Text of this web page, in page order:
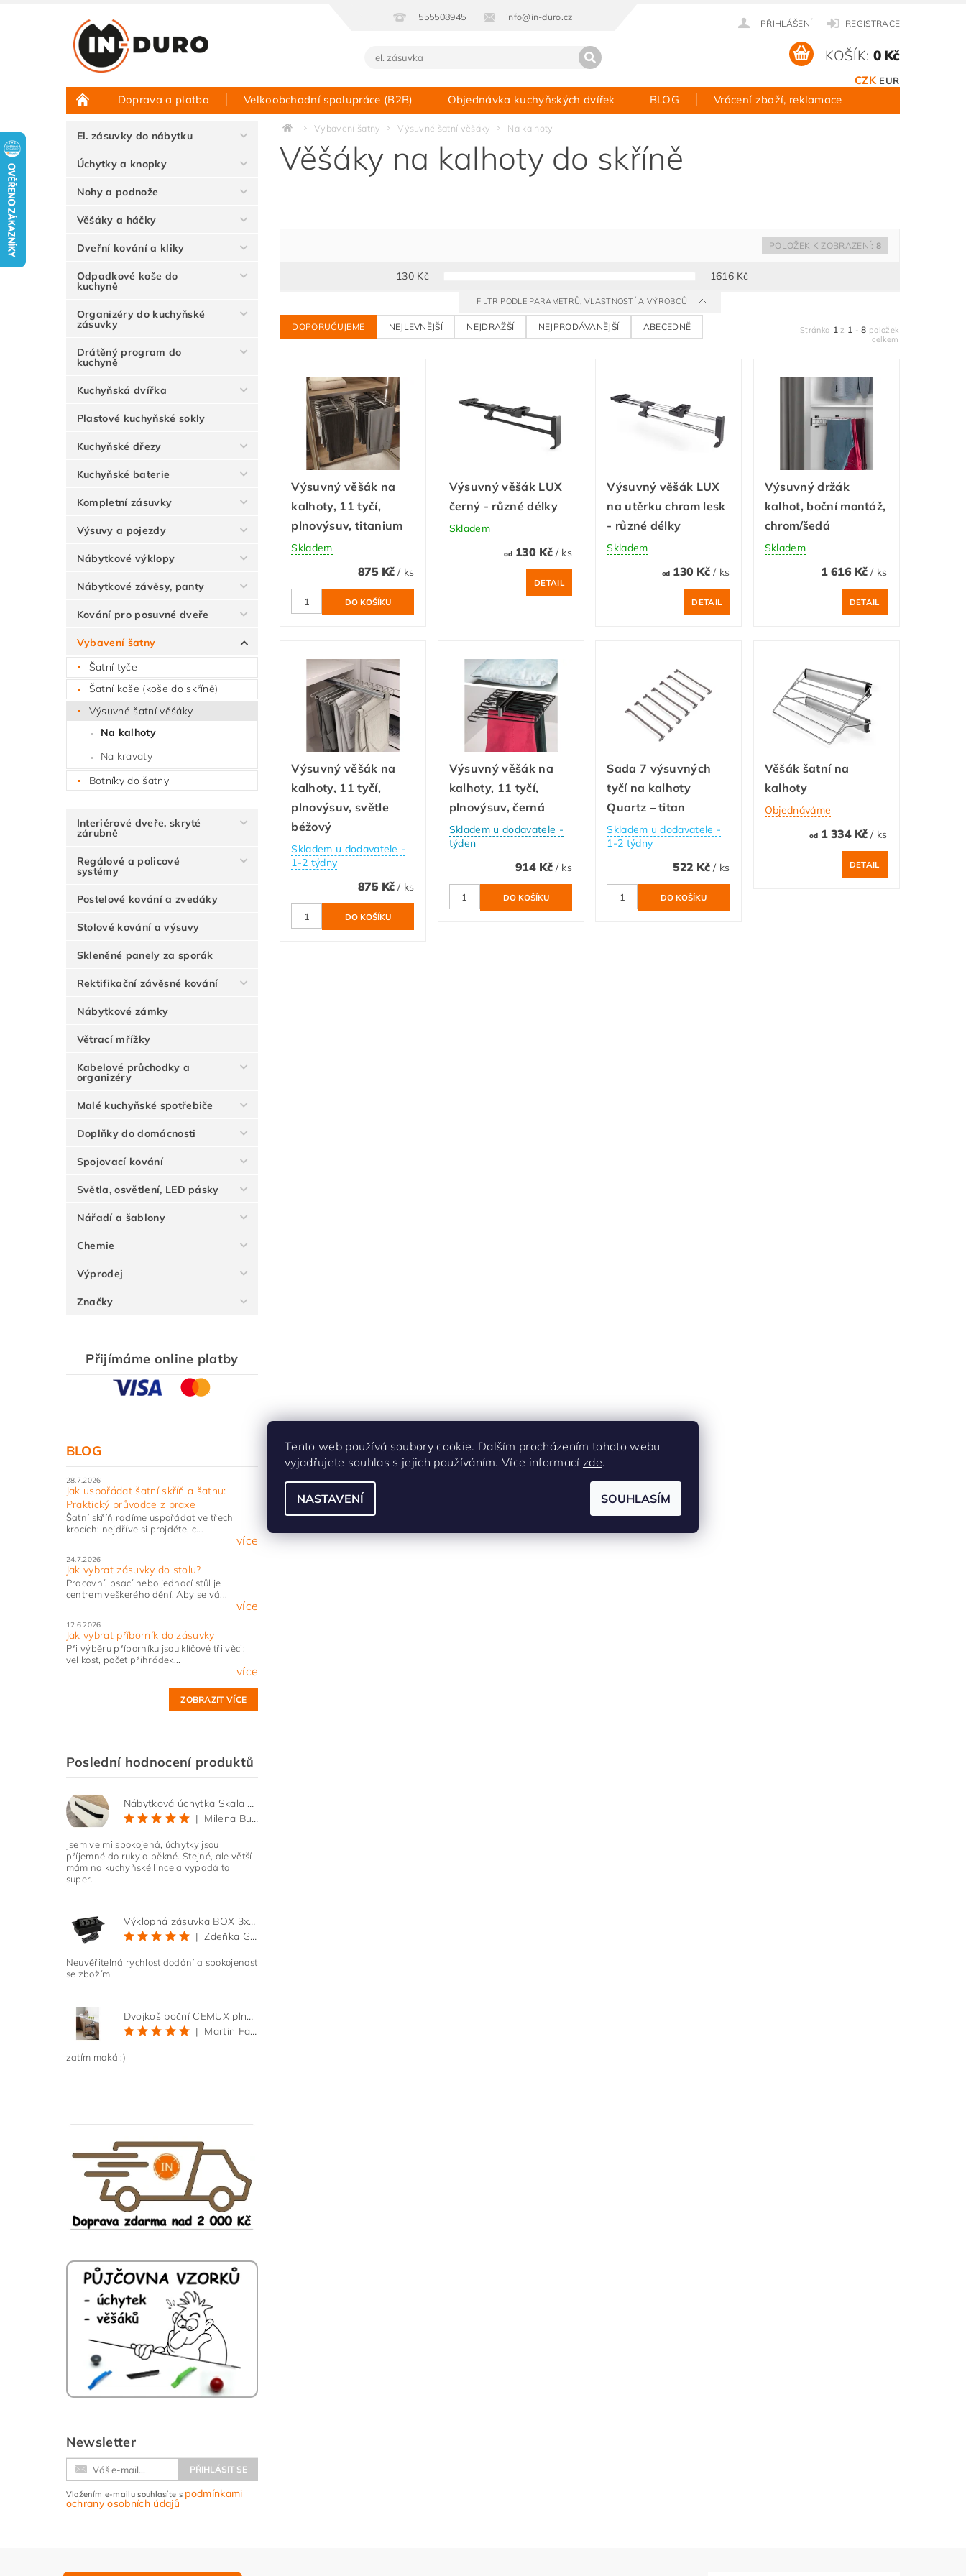
555508945 info@in-duro.cz
PŘIHLÁŠENÍ REGISTRACE
CZK EUR
KOŠÍK: 0 Kč
Doprava a platba Velkoobchodní spolupráce (B2B) Objednávka kuchyňských dvířek BLOG Vrácení zboží, reklamace
Půjčovna vzorků Hodnocení obchodu Kontakt
El. zásuvky do nábytku
Úchytky a knopky
Nohy a podnože
Věšáky a háčky
Dveřní kování a kliky
Odpadkové koše do
kuchyně
Organizéry do kuchyňské
zásuvky
Drátěný program do
kuchyně
Kuchyňská dvířka
Plastové kuchyňské sokly
Kuchyňské dřezy
Kuchyňské baterie
Kompletní zásuvky
Výsuvy a pojezdy
Nábytkové výklopy
Nábytkové závěsy, panty
Kování pro posuvné dveře
Vybavení šatny
Šatní tyče
Šatní koše (koše do skříně)
Výsuvné šatní věšáky
Na kalhoty
Na kravaty
Botníky do šatny
Interiérové dveře, skryté
zárubně
Regálové a policové
systémy
Postelové kování a zvedáky
Stolové kování a výsuvy
Skleněné panely za sporák
Rektifikační závěsné kování
Nábytkové zámky
Větrací mřížky
Kabelové průchodky a
organizéry
Malé kuchyňské spotřebiče
Doplňky do domácnosti
Spojovací kování
Světla, osvětlení, LED pásky
Nářadí a šablony
Chemie
Výprodej
Značky
Přijímáme online platby
BLOG
28.7.2026
Jak uspořádat šatní skříň a šatnu:
Praktický průvodce z praxe
Šatní skříň radíme uspořádat ve třech
krocích: nejdříve si projděte, c...
více
24.7.2026
Jak vybrat zásuvky do stolu?
Pracovní, psací nebo jednací stůl je
centrem veškerého dění. Aby se vá...
více
12.6.2026
Jak vybrat příborník do zásuvky
Při výběru příborníku jsou klíčové tři věci:
velikost, počet přihrádek...
více
ZOBRAZIT VÍCE
Poslední hodnocení produktů
Nábytková úchytka Skala černá matná
|
Milena Bučková
Jsem velmi spokojená, úchytky jsou
příjemné do ruky a pěkné. Stejné, ale větší
mám na kuchyňské lince a vypadá to
super.
Výklopná zásuvka BOX 3x 230V s 3m kabelem - černá
|
Zdeňka Gold
Neuvěřitelná rychlost dodání a spokojenost
se zbožím
Dvojkoš boční CEMUX plné dno 3D, s tlumením antracit 200 mm
|
Martin Faltus
zatím maká :)
Newsletter
Vložením e-mailu souhlasíte s podmínkami
ochrany osobních údajů
Vybavení šatny Výsuvné šatní věšáky Na kalhoty
Věšáky na kalhoty do skříně
130 Kč 1616Kč
POLOŽEK K ZOBRAZENÍ: 8
FILTR PODLE PARAMETRŮ, VLASTNOSTÍ A VÝROBCŮ
DOPORUČUJEME NEJLEVNĚJŠÍ NEJDRAŽŠÍ NEJPRODÁVANĚJŠÍ ABECEDNĚ Stránka 1 z 1 -8 položek
celkem
Výsuvný věšák na
kalhoty, 11 tyčí,
plnovýsuv, titanium
Skladem
875 Kč/ ks
Výsuvný věšák LUX
černý - různé délky
Skladem
od130 Kč / ks
DETAIL
Výsuvný věšák LUX
na utěrku chrom lesk
- různé délky
Skladem
od130 Kč / ks
DETAIL
Výsuvný držák
kalhot, boční montáž,
chrom/šedá
Skladem
1 616 Kč/ ks
DETAIL
Výsuvný věšák na
kalhoty, 11 tyčí,
plnovýsuv, světle
béžový
Skladem u dodavatele -
1-2 týdny
875 Kč/ ks
Výsuvný věšák na
kalhoty, 11 tyčí,
plnovýsuv, černá
Skladem u dodavatele -
týden
914 Kč / ks
Sada 7 výsuvných
tyčí na kalhoty
Quartz – titan
Skladem u dodavatele -
1-2 týdny
522 Kč / ks
Věšák šatní na
kalhoty
Objednáváme
od1 334 Kč/ ks
DETAIL
Tento web používá soubory cookie. Dalším procházením tohoto webu
vyjadřujete souhlas s jejich používáním. Více informací zde.
NASTAVENÍ SOUHLASÍM